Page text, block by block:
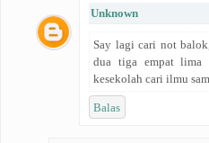
Unknown
Say lagi cari not
dua tiga empat lima
kesekolah cari ilmu
Balas